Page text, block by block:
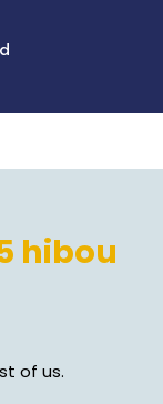
hibou
of us.